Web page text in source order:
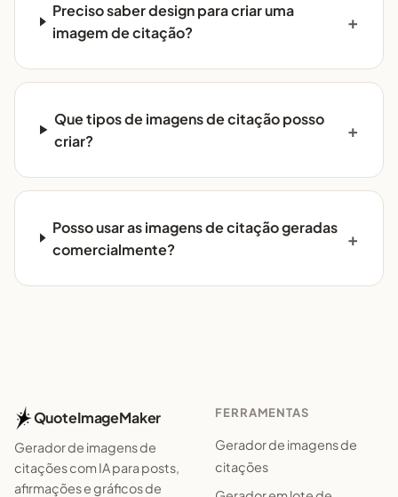
Preciso saber design para criar uma
imagem de citação?
Que tipos de imagens de citação posso
criar?
Posso usar as imagens de citação geradas
comercialmente?
QuoteImageMaker
Gerador de imagens de
citações com IA para posts,
afirmações e gráficos de
FERRAMENTAS
Gerador de imagens de
citações